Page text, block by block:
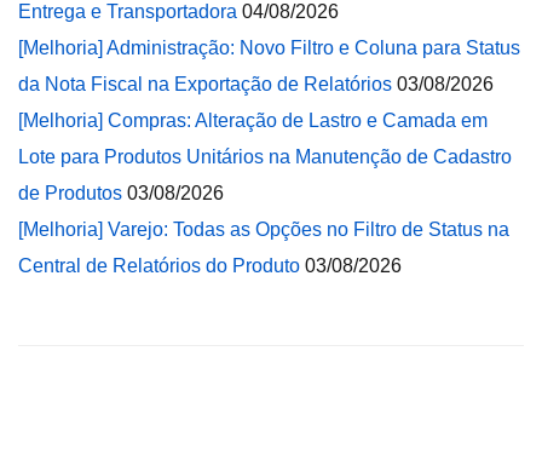
Entrega e Transportadora 04/08/2026
[Melhoria] Administração: Novo Filtro e Coluna para Status
da Nota Fiscal na Exportação de Relatórios 03/08/2026
[Melhoria] Compras: Alteração de Lastro e Camada em
Lote para Produtos Unitários na Manutenção de Cadastro
de Produtos 03/08/2026
[Melhoria] Varejo: Todas as Opções no Filtro de Status na
Central de Relatórios do Produto 03/08/2026